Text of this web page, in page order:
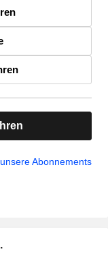
Abonnements